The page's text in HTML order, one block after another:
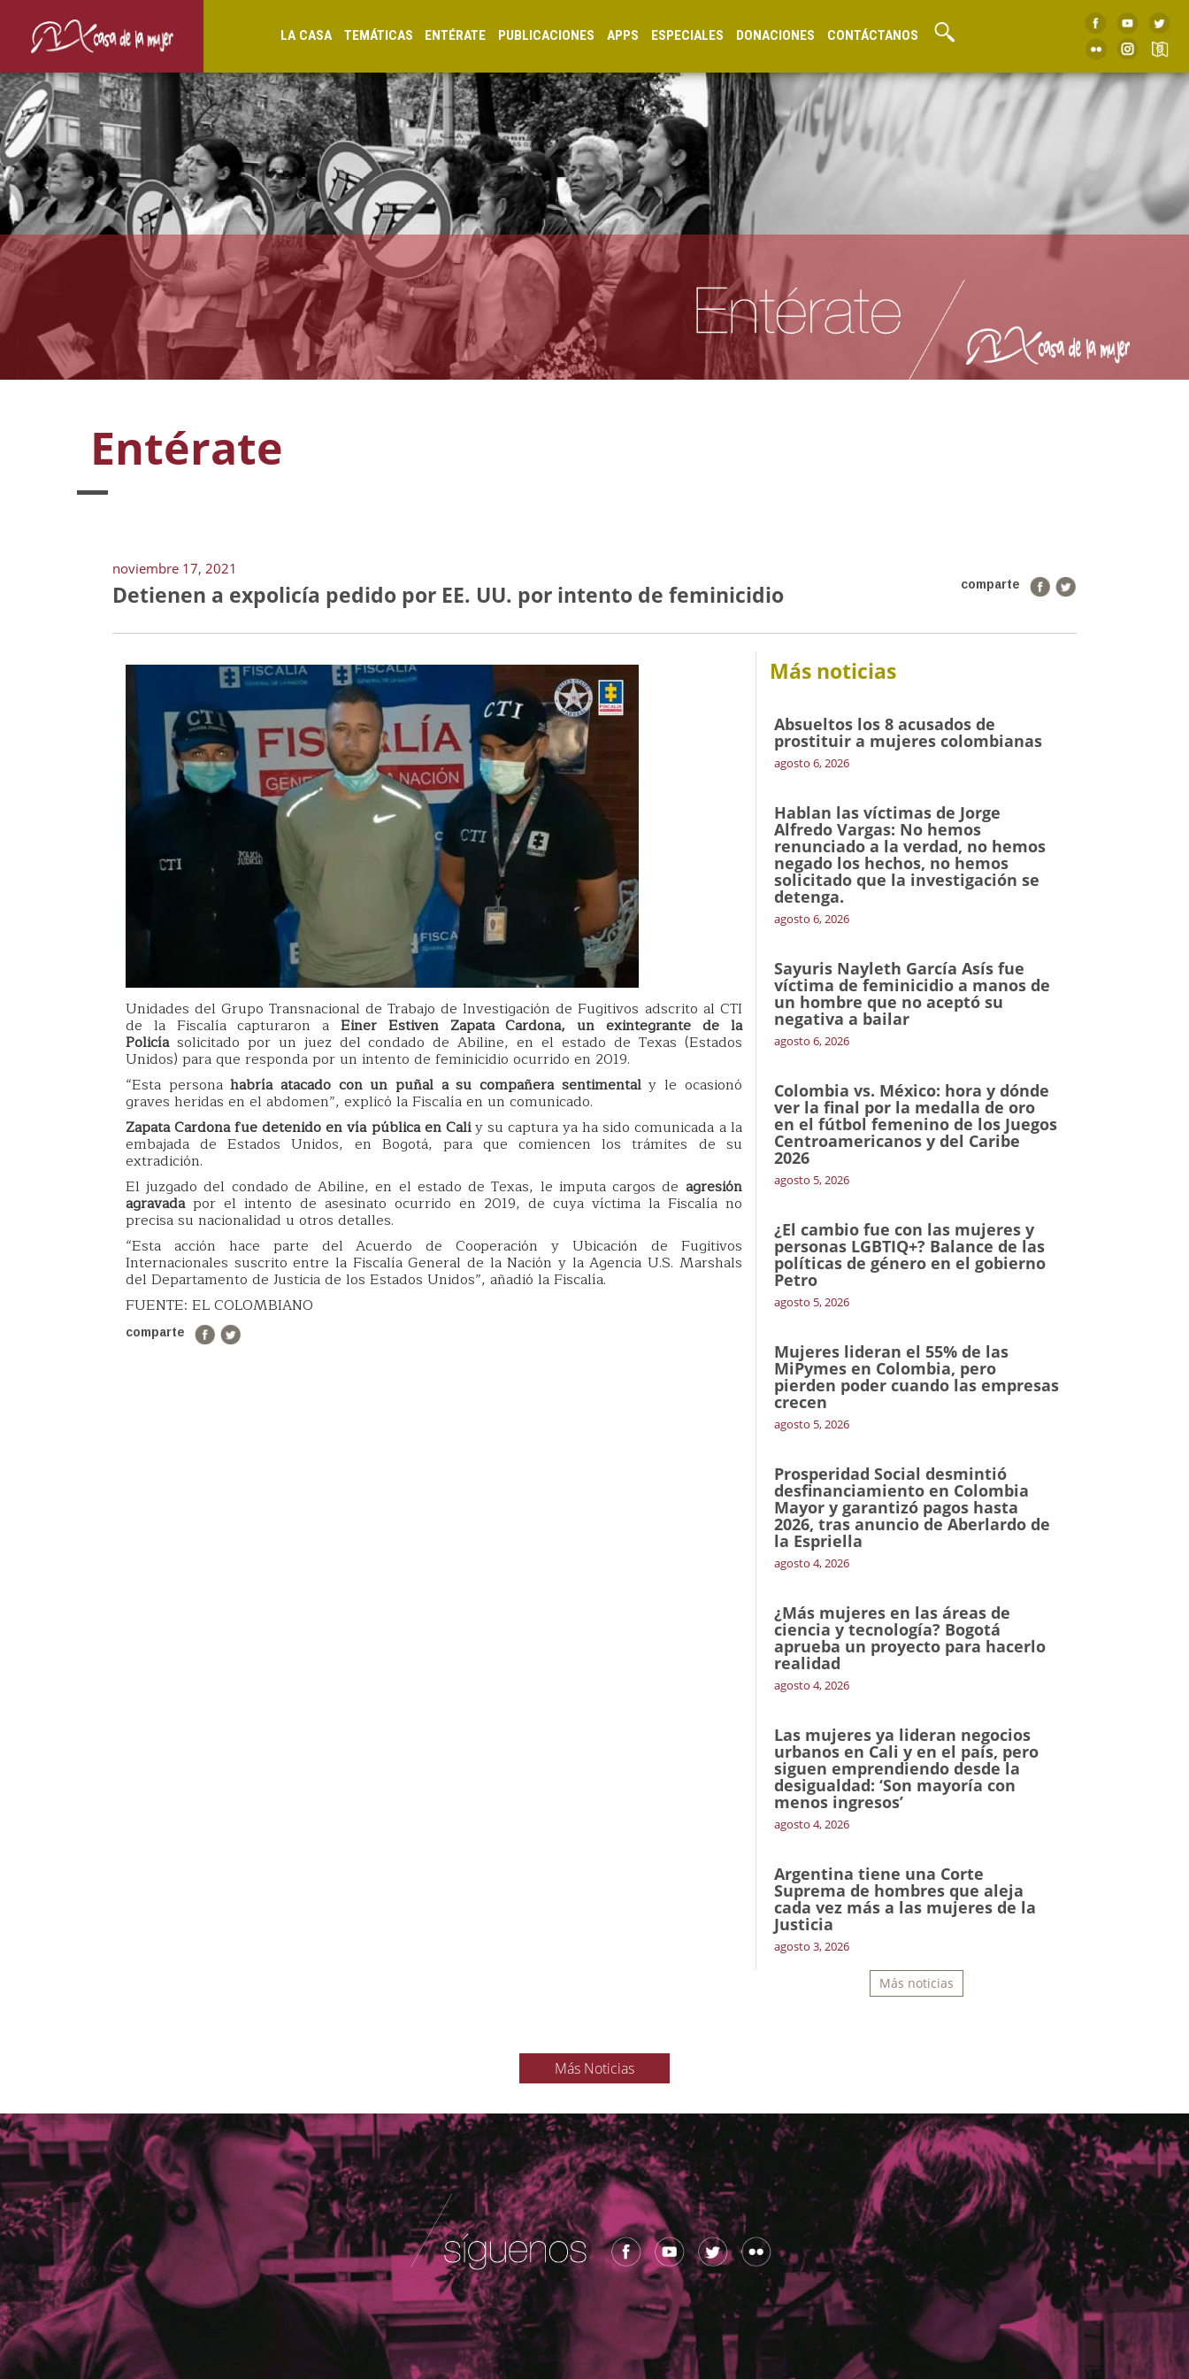
LA CASA TEMÁTICAS ENTÉRATE PUBLICACIONES APPS ESPECIALES DONACIONES CONTÁCTANOS
Entérate
noviembre 17, 2021
comparte
Detienen a expolicía pedido por EE. UU. por intento de feminicidio
Unidades del Grupo Transnacional de Trabajo de Investigación de Fugitivos adscrito al CTI
de la Fiscalía capturaron aEiner Estiven Zapata Cardona, un exintegrante de la
Policíasolicitado por un juez del condado de Abiline, en el estado de Texas (Estados
Unidos) para que responda por un intento de feminicidio ocurrido en 2019.
“Esta personahabría atacado con un puñal a su compañera sentimentaly le ocasionó
graves heridas en el abdomen”, explicó la Fiscalía en un comunicado.
Zapata Cardona fue detenido en vía pública en Caliy su captura ya ha sido comunicada a la
embajada de Estados Unidos, en Bogotá, para que comiencen los trámites de su
extradición.
El juzgado del condado de Abiline, en el estado de Texas, le imputa cargos de agresión
agravadapor el intento de asesinato ocurrido en 2019, de cuya víctima la Fiscalía no
precisa su nacionalidad u otros detalles.
“Esta acción hace parte del Acuerdo de Cooperación y Ubicación de Fugitivos
Internacionales suscrito entre la Fiscalía General de la Nación y la Agencia U.S. Marshals
del Departamento de Justicia de los Estados Unidos”, añadió la Fiscalía.
FUENTE: EL COLOMBIANO
comparte
Más noticias
Absueltos los 8 acusados de
prostituir a mujeres colombianas
agosto 6, 2026
Hablan las víctimas de Jorge
Alfredo Vargas: No hemos
renunciado a la verdad, no hemos
negado los hechos, no hemos
solicitado que la investigación se
detenga.
agosto 6, 2026
Sayuris Nayleth García Asís fue
víctima de feminicidio a manos de
un hombre que no aceptó su
negativa a bailar
agosto 6, 2026
Colombia vs. México: hora y dónde
ver la final por la medalla de oro
en el fútbol femenino de los Juegos
Centroamericanos y del Caribe
2026
agosto 5, 2026
¿El cambio fue con las mujeres y
personas LGBTIQ+? Balance de las
políticas de género en el gobierno
Petro
agosto 5, 2026
Mujeres lideran el 55% de las
MiPymes en Colombia, pero
pierden poder cuando las empresas
crecen
agosto 5, 2026
Prosperidad Social desmintió
desfinanciamiento en Colombia
Mayor y garantizó pagos hasta
2026, tras anuncio de Aberlardo de
la Espriella
agosto 4, 2026
¿Más mujeres en las áreas de
ciencia y tecnología? Bogotá
aprueba un proyecto para hacerlo
realidad
agosto 4, 2026
Las mujeres ya lideran negocios
urbanos en Cali y en el país, pero
siguen emprendiendo desde la
desigualdad: ‘Son mayoría con
menos ingresos’
agosto 4, 2026
Argentina tiene una Corte
Suprema de hombres que aleja
cada vez más a las mujeres de la
Justicia
agosto 3, 2026
Más noticias
Más Noticias